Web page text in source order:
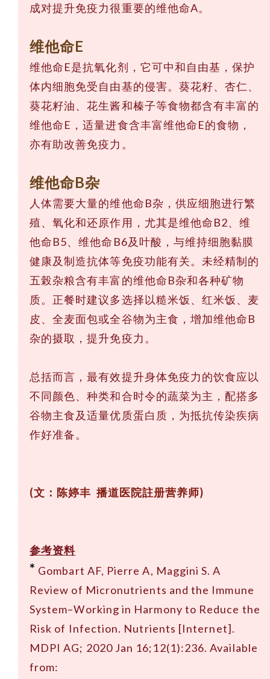
成对提升免疫力很重要的维他命A。
维他命E
维他命E是抗氧化剂，它可中和自由基，保护
体内细胞免受自由基的侵害。葵花籽、杏仁、
葵花籽油、花生酱和榛子等食物都含有丰富的
维他命E，适量进食含丰富维他命E的食物，
亦有助改善免疫力。
维他命B杂
人体需要大量的维他命B杂，供应细胞进行繁
殖、氧化和还原作用，尤其是维他命B2、维
他命B5、维他命B6及叶酸，与维持细胞黏膜
健康及制造抗体等免疫功能有关。未经精制的
五榖杂粮含有丰富的维他命B杂和各种矿物
质。正餐时建议多选择以糙米饭、红米饭、麦
皮、全麦面包或全谷物为主食，增加维他命B
杂的摄取，提升免疫力。
总括而言，最有效提升身体免疫力的饮食应以
不同颜色、种类和合时令的蔬菜为主，配搭多
谷物主食及适量优质蛋白质，为抵抗传染疾病
作好准备。
(文：陈婷丰 播道医院註册营养师)
参考资料
* Gombart AF, Pierre A, Maggini S. A
Review of Micronutrients and the Immune
System–Working in Harmony to Reduce the
Risk of Infection. Nutrients [Internet].
MDPI AG; 2020 Jan 16;12(1):236. Available
from: